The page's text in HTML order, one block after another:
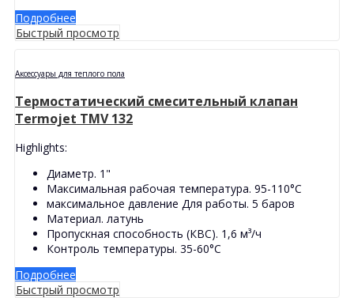
Подробнее
Быстрый просмотр
Аксессуары для теплого пола
Термостатический смесительный клапан
Termojet TMV 132
Highlights:
Диаметр. 1"
Максимальная рабочая температура. 95-110°С
максимальное давление Для работы. 5 баров
Материал. латунь
Пропускная способность (КВС). 1,6 м³/ч
Контроль температуры. 35-60°С
Подробнее
Быстрый просмотр